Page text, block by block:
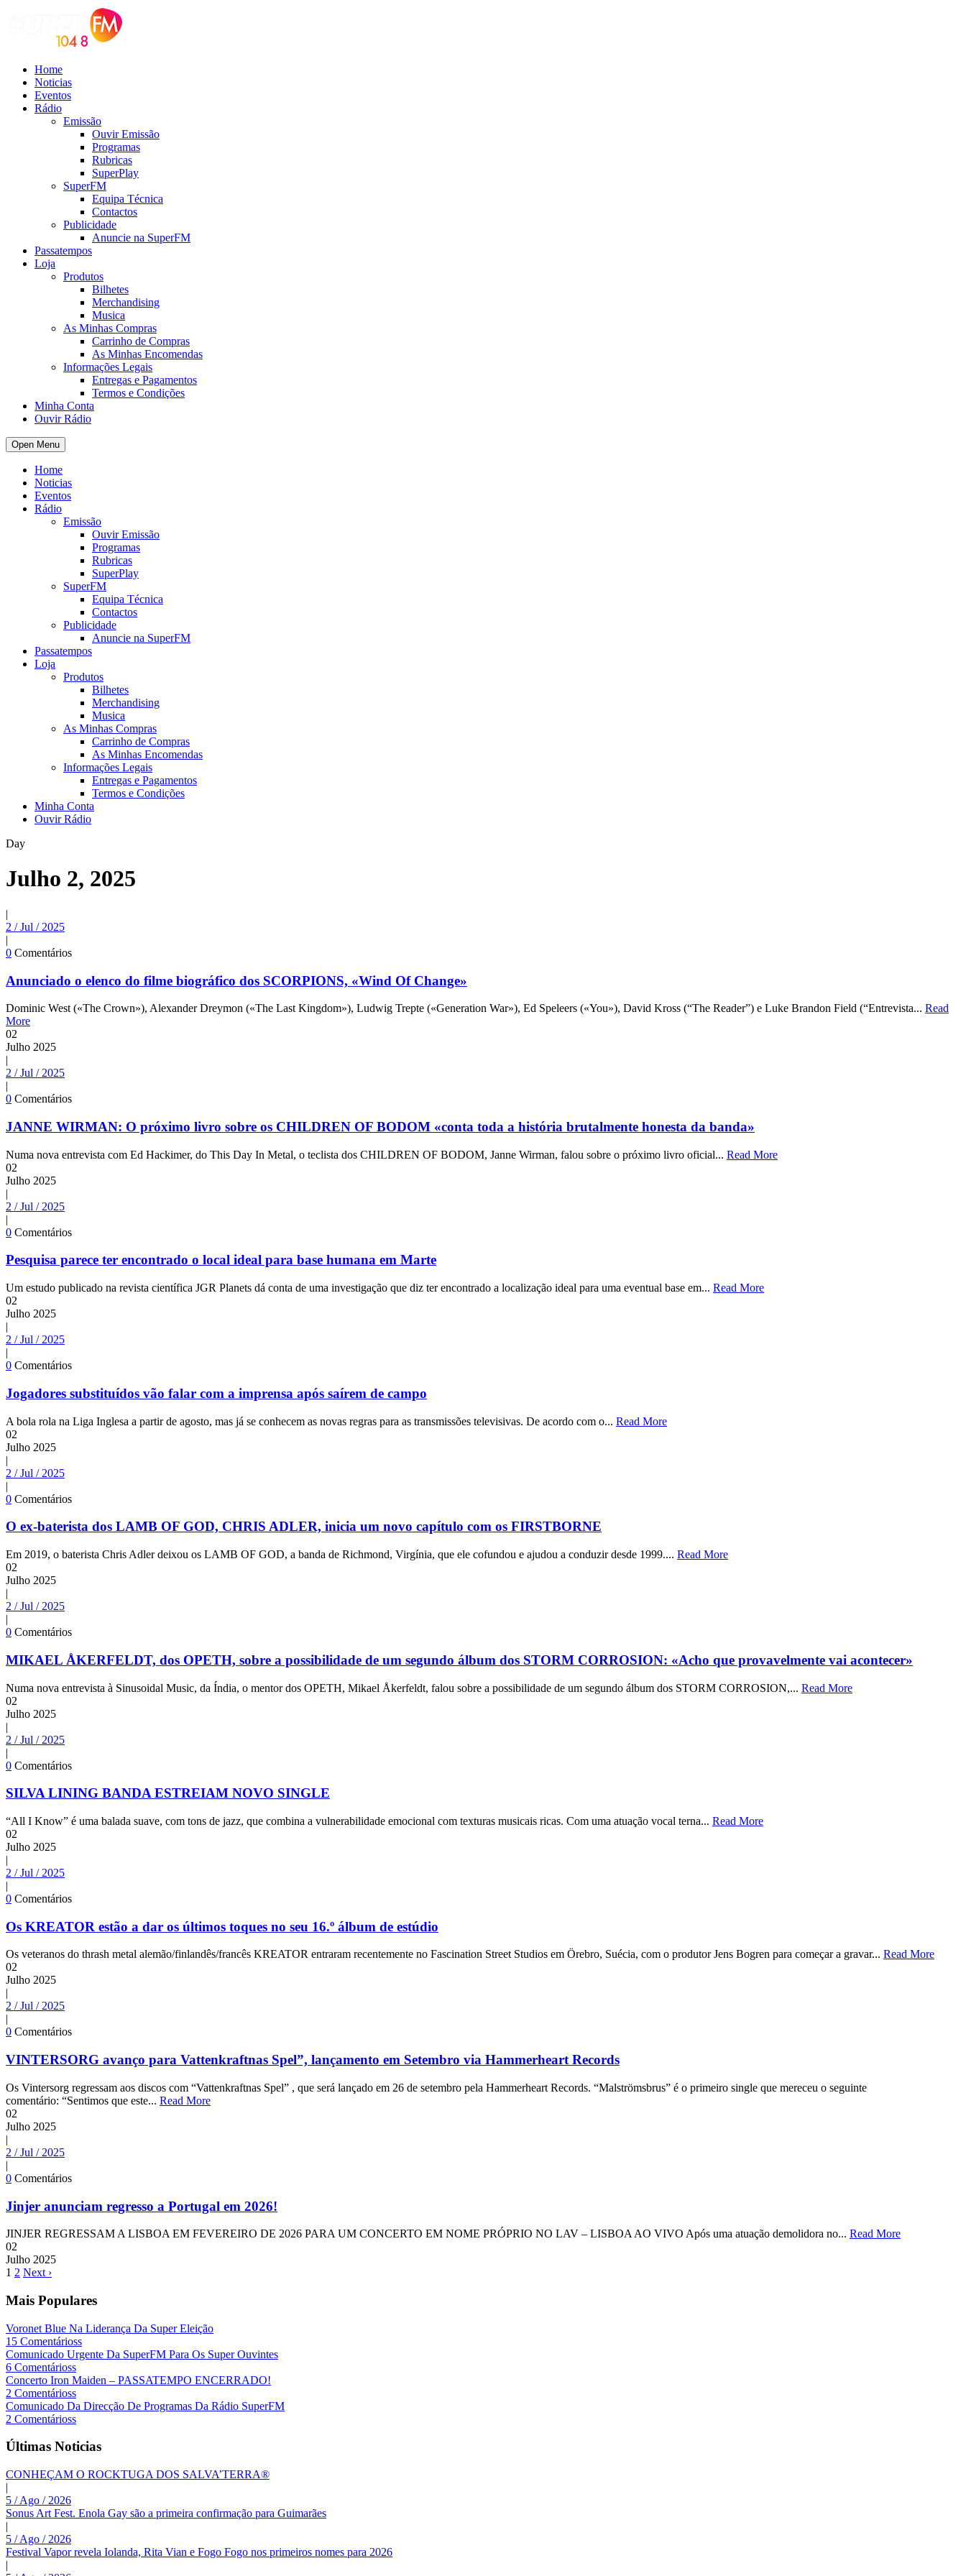
Home
Noticias
Eventos
Rádio
Emissão
Ouvir Emissão
Programas
Rubricas
SuperPlay
SuperFM
Equipa Técnica
Contactos
Publicidade
Anuncie na SuperFM
Passatempos
Loja
Produtos
Bilhetes
Merchandising
Musica
As Minhas Compras
Carrinho de Compras
As Minhas Encomendas
Informações Legais
Entregas e Pagamentos
Termos e Condições
Minha Conta
Ouvir Rádio
Open Menu
Home
Noticias
Eventos
Rádio
Emissão
Ouvir Emissão
Programas
Rubricas
SuperPlay
SuperFM
Equipa Técnica
Contactos
Publicidade
Anuncie na SuperFM
Passatempos
Loja
Produtos
Bilhetes
Merchandising
Musica
As Minhas Compras
Carrinho de Compras
As Minhas Encomendas
Informações Legais
Entregas e Pagamentos
Termos e Condições
Minha Conta
Ouvir Rádio
Day
Julho 2, 2025
|
2 / Jul / 2025
|
0 Comentários
Anunciado o elenco do filme biográfico dos SCORPIONS, «Wind Of Change»
Dominic West («The Crown»), Alexander Dreymon («The Last Kingdom»), Ludwig Trepte («Generation War»), Ed Speleers («You»), David Kross (“The Reader”) e Luke Brandon Field (“Entrevista... Read
More
02
Julho 2025
|
2 / Jul / 2025
|
0 Comentários
JANNE WIRMAN: O próximo livro sobre os CHILDREN OF BODOM «conta toda a história brutalmente honesta da banda»
Numa nova entrevista com Ed Hackimer, do This Day In Metal, o teclista dos CHILDREN OF BODOM, Janne Wirman, falou sobre o próximo livro oficial... Read More
02
Julho 2025
|
2 / Jul / 2025
|
0 Comentários
Pesquisa parece ter encontrado o local ideal para base humana em Marte
Um estudo publicado na revista científica JGR Planets dá conta de uma investigação que diz ter encontrado a localização ideal para uma eventual base em... Read More
02
Julho 2025
|
2 / Jul / 2025
|
0 Comentários
Jogadores substituídos vão falar com a imprensa após saírem de campo
A bola rola na Liga Inglesa a partir de agosto, mas já se conhecem as novas regras para as transmissões televisivas. De acordo com o... Read More
02
Julho 2025
|
2 / Jul / 2025
|
0 Comentários
O ex-baterista dos LAMB OF GOD, CHRIS ADLER, inicia um novo capítulo com os FIRSTBORNE
Em 2019, o baterista Chris Adler deixou os LAMB OF GOD, a banda de Richmond, Virgínia, que ele cofundou e ajudou a conduzir desde 1999.... Read More
02
Julho 2025
|
2 / Jul / 2025
|
0 Comentários
MIKAEL ÅKERFELDT, dos OPETH, sobre a possibilidade de um segundo álbum dos STORM CORROSION: «Acho que provavelmente vai acontecer»
Numa nova entrevista à Sinusoidal Music, da Índia, o mentor dos OPETH, Mikael Åkerfeldt, falou sobre a possibilidade de um segundo álbum dos STORM CORROSION,... Read More
02
Julho 2025
|
2 / Jul / 2025
|
0 Comentários
SILVA LINING BANDA ESTREIAM NOVO SINGLE
“All I Know” é uma balada suave, com tons de jazz, que combina a vulnerabilidade emocional com texturas musicais ricas. Com uma atuação vocal terna... Read More
02
Julho 2025
|
2 / Jul / 2025
|
0 Comentários
Os KREATOR estão a dar os últimos toques no seu 16.º álbum de estúdio
Os veteranos do thrash metal alemão/finlandês/francês KREATOR entraram recentemente no Fascination Street Studios em Örebro, Suécia, com o produtor Jens Bogren para começar a gravar... Read More
02
Julho 2025
|
2 / Jul / 2025
|
0 Comentários
VINTERSORG avanço para Vattenkraftnas Spel”, lançamento em Setembro via Hammerheart Records
Os Vintersorg regressam aos discos com “Vattenkraftnas Spel” , que será lançado em 26 de setembro pela Hammerheart Records. “Malströmsbrus” é o primeiro single que mereceu o seguinte
comentário: “Sentimos que este... Read More
02
Julho 2025
|
2 / Jul / 2025
|
0 Comentários
Jinjer anunciam regresso a Portugal em 2026!
JINJER REGRESSAM A LISBOA EM FEVEREIRO DE 2026 PARA UM CONCERTO EM NOME PRÓPRIO NO LAV – LISBOA AO VIVO Após uma atuação demolidora no... Read More
02
Julho 2025
1 2 Next ›
Mais Populares
Voronet Blue Na Liderança Da Super Eleição
15 Comentárioss
Comunicado Urgente Da SuperFM Para Os Super Ouvintes
6 Comentárioss
Concerto Iron Maiden – PASSATEMPO ENCERRADO!
2 Comentárioss
Comunicado Da Direcção De Programas Da Rádio SuperFM
2 Comentárioss
Últimas Noticias
CONHEÇAM O ROCKTUGA DOS SALVA’TERRA®
|
5 / Ago / 2026
Sonus Art Fest. Enola Gay são a primeira confirmação para Guimarães
|
5 / Ago / 2026
Festival Vapor revela Iolanda, Rita Vian e Fogo Fogo nos primeiros nomes para 2026
|